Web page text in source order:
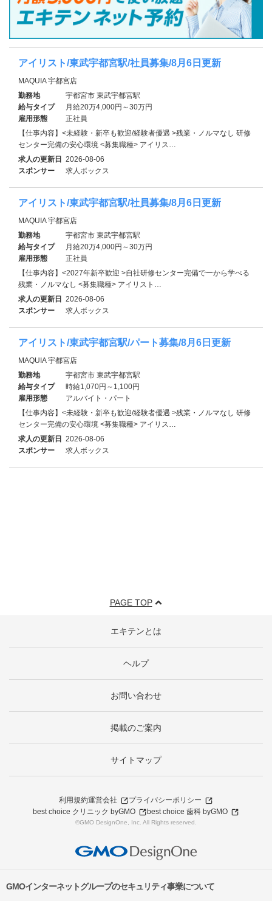
アイリスト/東武宇都宮駅/社員募集/8月6日更新
MAQUIA 宇都宮店
勤務地
宇都宮市 東武宇都宮駅
給与タイプ
月給20万4,000円～30万円
雇用形態
正社員
【仕事内容】<未経験・新卒も歓迎/経験者優遇 >残業・ノルマなし 研修
センター完備の安心環境 <募集職種> アイリス…
求人の更新日 2026-08-06
スポンサー
求人ボックス
アイリスト/東武宇都宮駅/社員募集/8月6日更新
MAQUIA 宇都宮店
勤務地
宇都宮市 東武宇都宮駅
給与タイプ
月給20万4,000円～30万円
雇用形態
正社員
【仕事内容】<2027年新卒歓迎 >自社研修センター完備で一から学べる
残業・ノルマなし <募集職種> アイリスト…
求人の更新日 2026-08-06
スポンサー
求人ボックス
アイリスト/東武宇都宮駅/パート募集/8月6日更新
MAQUIA 宇都宮店
勤務地
宇都宮市 東武宇都宮駅
給与タイプ
時給1,070円～1,100円
雇用形態
アルバイト・パート
【仕事内容】<未経験・新卒も歓迎/経験者優遇 >残業・ノルマなし 研修
センター完備の安心環境 <募集職種> アイリス…
求人の更新日 2026-08-06
スポンサー
求人ボックス
PAGE TOP
エキテンとは
ヘルプ
お問い合わせ
掲載のご案内
サイトマップ
利用規約運営会社
プライバシーポリシー
best choice クリニック byGMO
best choice 歯科 byGMO
©GMO DesignOne, Inc. All Rights reserved.
GMOインターネットグループのセキュリティ事業について